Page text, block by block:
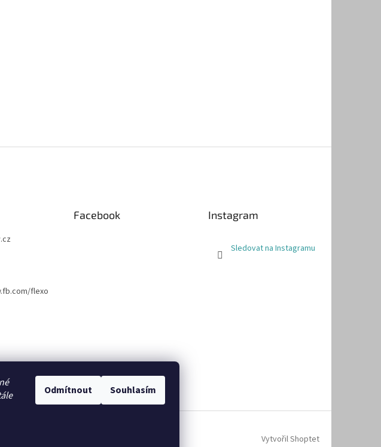
Odmítnout Souhlasím
flexo
Facebook Instagram
Sledovat na Instagramu
Vytvořil Shoptet